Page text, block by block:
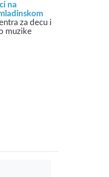
na
za decu i
muzike